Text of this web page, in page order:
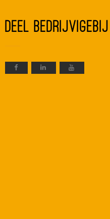
Deel BedrijvigeBij